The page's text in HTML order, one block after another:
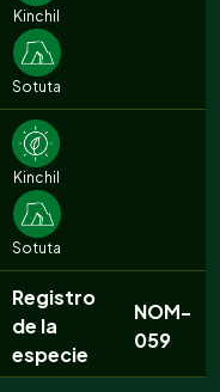
Kinchil
Sotuta
Kinchil
Sotuta
Registro
de la
especie
NOM-
059